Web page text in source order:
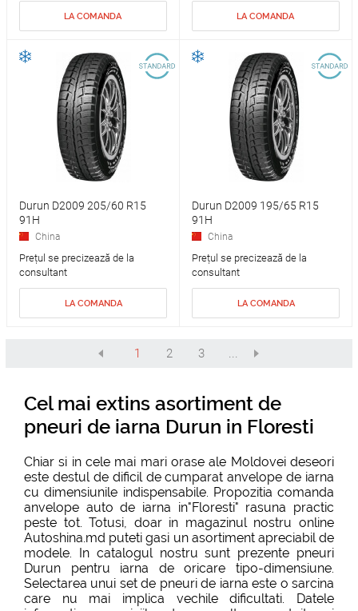
LA COMANDA LA COMANDA
Durun D2009 205/60 R15
91H
China
Prețul se precizează de la
consultant
LA COMANDA
Durun D2009 195/65 R15
91H
China
Prețul se precizează de la
consultant
LA COMANDA
1 2 3 ...
Cel mai extins asortiment de
pneuri de iarna Durun in Floresti
Chiar si in cele mai mari orase ale Moldovei deseori
este destul de dificil de cumparat anvelope de iarna
cu dimensiunile indispensabile. Propozitia comanda
anvelope auto de iarna in"Floresti" rasuna practic
peste tot. Totusi, doar in magazinul nostru online
Autoshina.md puteti gasi un asortiment apreciabil de
modele. In catalogul nostru sunt prezente pneuri
Durun pentru iarna de oricare tipo-dimensiune.
Selectarea unui set de pneuri de iarna este o sarcina
care nu mai implica vechile dificultati. Datele